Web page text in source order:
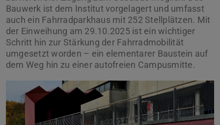
Bauwerk ist dem Institut vorgelagert und umfasst
auch ein Fahrradparkhaus mit 252 Stellplätzen. Mit
der Einweihung am 29.10.2025 ist ein wichtiger
Schritt hin zur Stärkung der Fahrradmobilität
umgesetzt worden – ein elementarer Baustein auf
dem Weg hin zu einer autofreien Campusmitte.